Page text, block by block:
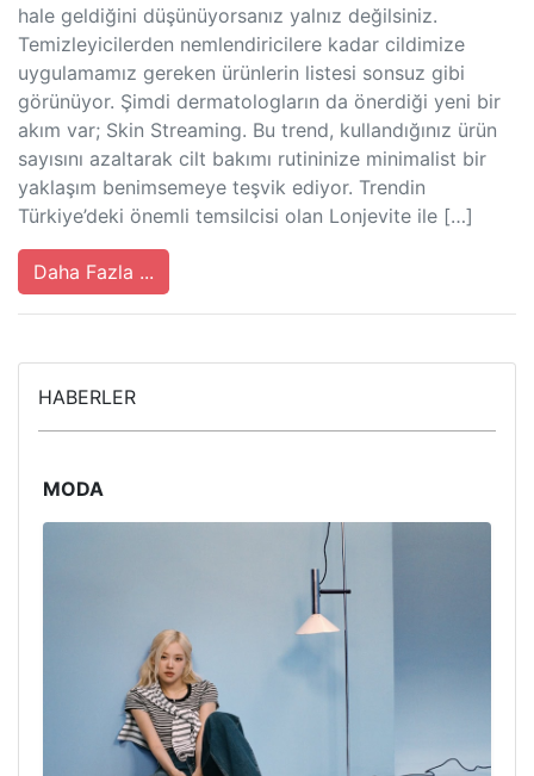
hale geldiğini düşünüyorsanız yalnız değilsiniz.
Temizleyicilerden nemlendiricilere kadar cildimize
uygulamamız gereken ürünlerin listesi sonsuz gibi
görünüyor. Şimdi dermatologların da önerdiği yeni bir
akım var; Skin Streaming. Bu trend, kullandığınız ürün
sayısını azaltarak cilt bakımı rutininize minimalist bir
yaklaşım benimsemeye teşvik ediyor. Trendin
Türkiye’deki önemli temsilcisi olan Lonjevite ile […]
Daha Fazla ...
HABERLER
MODA